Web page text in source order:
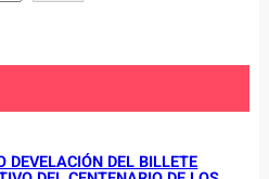
DEVELACIÓN DEL BILLETE